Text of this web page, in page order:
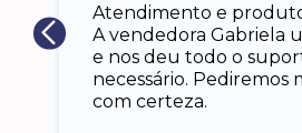
Atendimento e
A vendedora Gabriela
e nos deu todo o
necessário. Pediremos
com certeza.